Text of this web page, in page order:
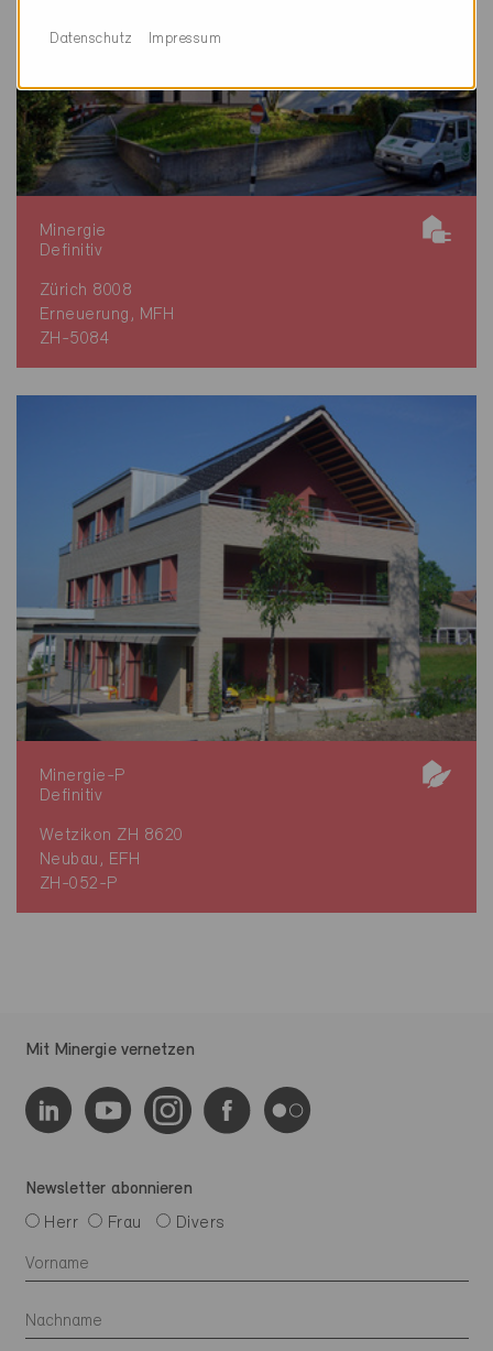
Minergie
Definitiv
Zürich 8008
Erneuerung, MFH
ZH-5084
Minergie-P
Definitiv
Wetzikon ZH 8620
Neubau, EFH
ZH-052-P
Mit Minergie vernetzen
Newsletter abonnieren
Herr
Frau Divers
Datenschutz Impressum